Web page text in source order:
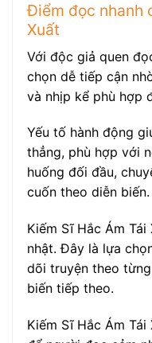
Điểm đọc nhanh
Xuất
Với độc giả quen
chọn dễ tiếp cận
và nhịp kể phù hợp
Yếu tố hành động
thẳng, phù hợp với
huống đối đầu,
cuốn theo diễn biến.
Kiếm Sĩ Hắc Ám
nhật. Đây là lựa
dõi truyện theo
biến tiếp theo.
Kiếm Sĩ Hắc Ám